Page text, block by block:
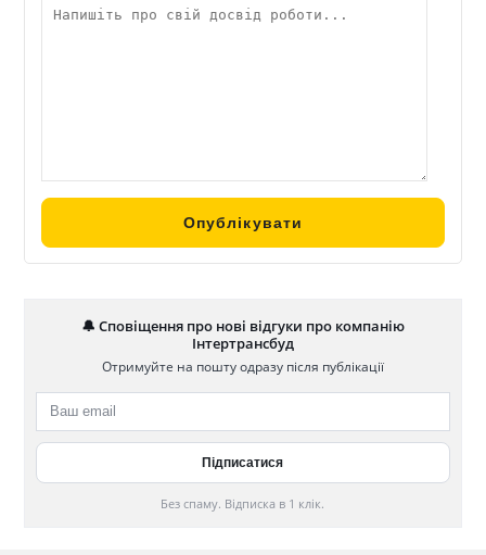
🔔 Сповіщення про нові відгуки про компанію
Інтертрансбуд
Отримуйте на пошту одразу після публікації
Без спаму. Відписка в 1 клік.